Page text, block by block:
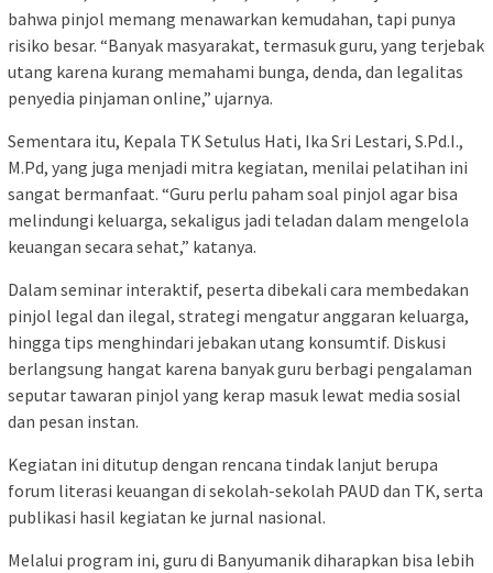
bahwa pinjol memang menawarkan kemudahan, tapi punya
risiko besar. “Banyak masyarakat, termasuk guru, yang terjebak
utang karena kurang memahami bunga, denda, dan legalitas
penyedia pinjaman online,” ujarnya.
Sementara itu, Kepala TK Setulus Hati, Ika Sri Lestari, S.Pd.I.,
M.Pd, yang juga menjadi mitra kegiatan, menilai pelatihan ini
sangat bermanfaat. “Guru perlu paham soal pinjol agar bisa
melindungi keluarga, sekaligus jadi teladan dalam mengelola
keuangan secara sehat,” katanya.
Dalam seminar interaktif, peserta dibekali cara membedakan
pinjol legal dan ilegal, strategi mengatur anggaran keluarga,
hingga tips menghindari jebakan utang konsumtif. Diskusi
berlangsung hangat karena banyak guru berbagi pengalaman
seputar tawaran pinjol yang kerap masuk lewat media sosial
dan pesan instan.
Kegiatan ini ditutup dengan rencana tindak lanjut berupa
forum literasi keuangan di sekolah-sekolah PAUD dan TK, serta
publikasi hasil kegiatan ke jurnal nasional.
Melalui program ini, guru di Banyumanik diharapkan bisa lebih